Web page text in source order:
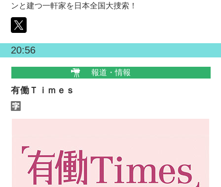
ンと建つ一軒家を日本全国大捜索！
20:56
報道・情報
有働Ｔｉｍｅｓ